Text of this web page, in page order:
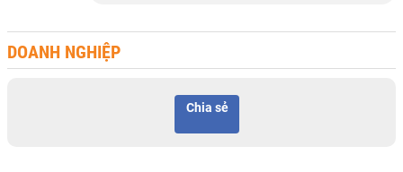
DOANH NGHIỆP
Chia sẻ